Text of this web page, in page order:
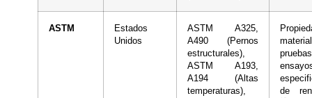
ASTM
Estados
Unidos
ASTM A325,
A490 (Pernos
estructurales),
ASTM A193,
A194 (Altas
temperaturas),
de